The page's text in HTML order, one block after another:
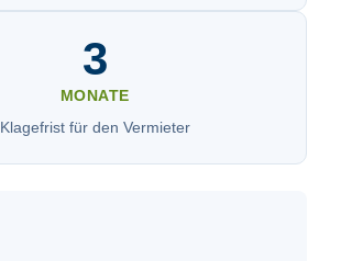
3
MONATE
Klagefrist für den Vermieter